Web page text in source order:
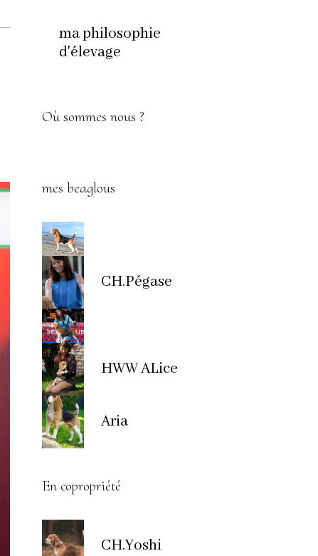
ma philosophie
d'élevage
Où sommes nous ?
mes beaglous
CH.Pégase
HWW ALice
Aria
En copropriété
CH.Yoshi